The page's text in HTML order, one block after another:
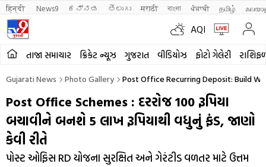
हिन्दी News9 ಕನ್ನಡ తెలుగు मराठी বাংলা ਪੰਜਾਬੀ தமிழ்
AQI
તાજા સમાચાર ક્રિકેટ ન્યૂઝ ગુજરાત વીડિયોઝ ફોટો ગેલેરી
Gujarati News Photo Gallery Post Office Recurring Deposit: Build
Post Office Schemes : દરરોજ 100 રૂપિયા
બચાવીને બનશે 5 લાખ રૂપિયાથી વધુનું ફંડ, જાણો
કેવી રીતે
પોસ્ટ ઓફિસ RD યોજના સુરક્ષિત અને ગેરંટીડ વળતર માટે ઉત્તમ